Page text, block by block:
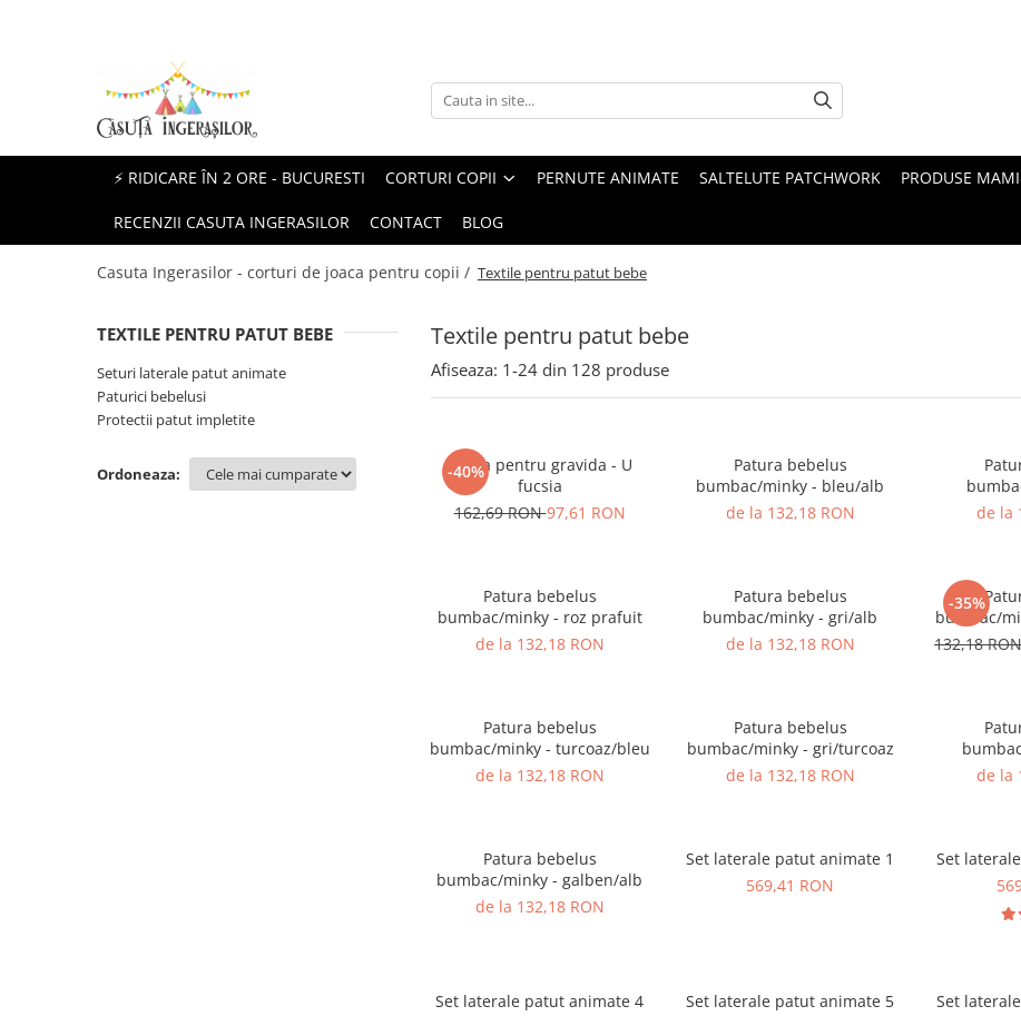
Corturi fetite
Corturi baieti
Corturi unisex
Produse Mami&Bebe
Perne gravida
Perne pentru alaptat
Paturici si Museline
Protectii patut impletite
⚡ RIDICARE ÎN 2 ORE - BUCURESTI CORTURI COPII PERNUTE ANIMATE SALTELUTE PATCHWORK PRODUSE
RECENZII CASUTA INGERASILOR CONTACT BLOG
Casuta Ingerasilor - corturi de joaca pentru copii / Textile pentru patut bebe
Textile pentru patut bebe
TEXTILE PENTRU PATUT BEBE
Seturi laterale patut animate
Paturici bebelusi
Protectii patut impletite
Ordoneaza:
Afiseaza: 1-24 din 128 produse
-40%
Perna pentru gravida - U
fucsia
162,69 RON97,61 RON
Patura bebelus
bumbac/minky - bleu/alb
de la 132,18 RON
de la
Patura bebelus
bumbac/minky - roz prafuit
de la 132,18 RON
Patura bebelus
bumbac/minky - gri/alb
de la 132,18 RON
-35%
bumbac/
132,18
Patura bebelus
bumbac/minky - turcoaz/bleu
de la 132,18 RON
Patura bebelus
bumbac/minky - gri/turcoaz
de la 132,18 RON
de la
Patura bebelus
bumbac/minky - galben/alb
de la 132,18 RON
Set laterale patut animate 1
569,41 RON
Set
Set laterale patut animate 4
Set laterale patut animate 5
Set